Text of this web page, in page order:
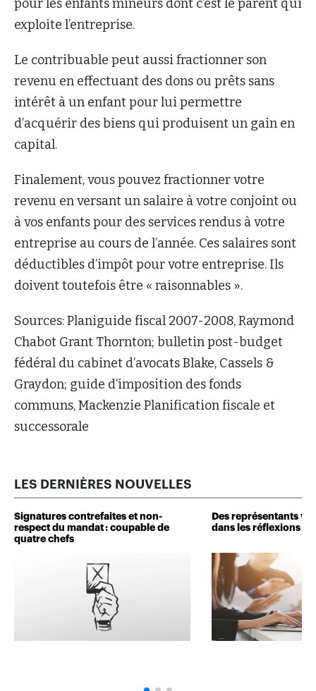
pour les enfants mineurs dont c’est le parent qui
exploite l’entreprise.
Le contribuable peut aussi fractionner son
revenu en effectuant des dons ou prêts sans
intérêt à un enfant pour lui permettre
d’acquérir des biens qui produisent un gain en
capital.
Finalement, vous pouvez fractionner votre
revenu en versant un salaire à votre conjoint ou
à vos enfants pour des services rendus à votre
entreprise au cours de l’année. Ces salaires sont
déductibles d’impôt pour votre entreprise. Ils
doivent toutefois être « raisonnables ».
Sources: Planiguide fiscal 2007-2008, Raymond
Chabot Grant Thornton; bulletin post-budget
fédéral du cabinet d’avocats Blake, Cassels &
Graydon; guide d’imposition des fonds
communs, Mackenzie Planification fiscale et
successorale
LES DERNIÈRES NOUVELLES
Signatures contrefaites et non-
respect du mandat : coupable de
quatre chefs
Des représentants
dans les réflexions de